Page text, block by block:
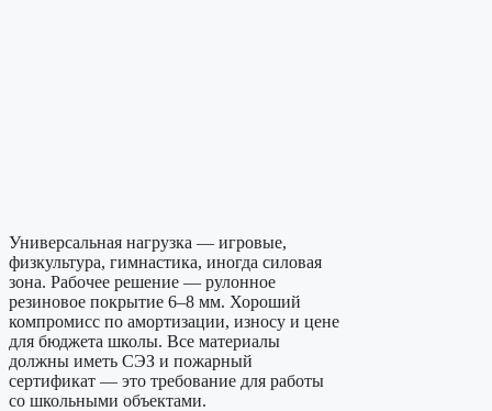
Универсальная нагрузка — игровые,
физкультура, гимнастика, иногда силовая
зона. Рабочее решение — рулонное
резиновое покрытие 6–8 мм. Хороший
компромисс по амортизации, износу и цене
для бюджета школы. Все материалы
должны иметь СЭЗ и пожарный
сертификат — это требование для работы
со школьными объектами.